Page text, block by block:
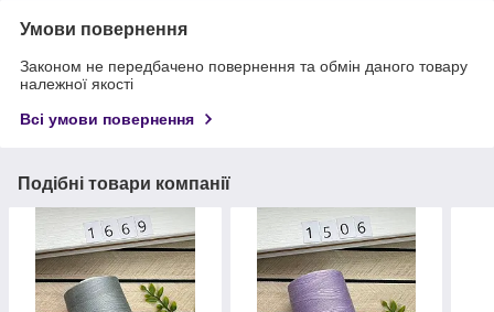
Умови повернення
Законом не передбачено повернення та обмін даного товару
належної якості
Всі умови повернення
Подібні товари компанії